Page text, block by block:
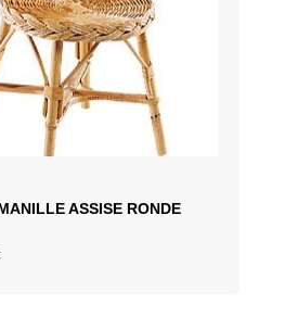
ASSISE RONDE